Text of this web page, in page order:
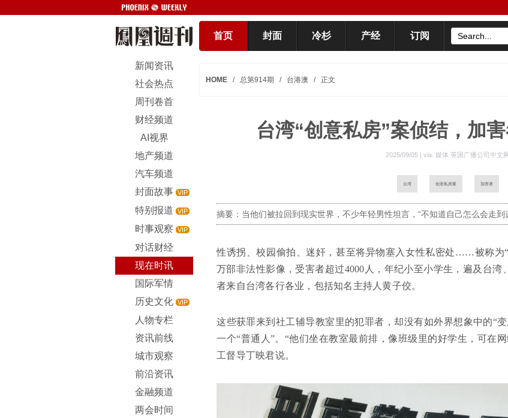
首页 封面 冷杉 产经 订阅
新闻资讯
社会热点
周刊卷首
财经频道
AI视界
地产频道
汽车频道
封面故事 VIP
特别报道 VIP
时事观察 VIP
对话财经
现在时讯
国际军情
历史文化 VIP
人物专栏
资讯前线
城市观察
前沿资讯
金融频道
两会时间
HOME / 总第914期 / 台港澳 / 正文
台湾“创意私房”案侦结，加
2025/09/05 | via. 媒体 英国广播公司中文
台湾 创意私房案 加害者
摘要：当他们被拉回到现实世界，不少年轻男性坦言，“不知道自己怎么会走到
性诱拐、校园偷拍、迷奸，甚至将异物塞入女性私密处……被称为
万部非法性影像，受害者超过4000人，年纪小至小学生，遍及台
者来自台湾各行各业，包括知名主持人黄子佼。
这些获罪来到社工辅导教室里的犯罪者，却没有如外界想象中的“
一个“普通人”。“他们坐在教室最前排，像班级里的好学生，可在
工督导丁映君说。